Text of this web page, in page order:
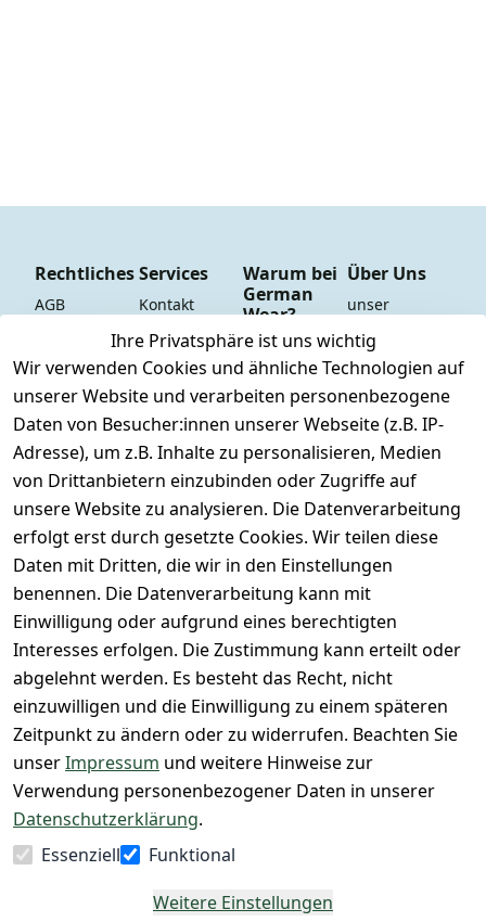
Ihre Privatsphäre ist uns wichtig
Wir verwenden Cookies und ähnliche Technologien auf
unserer Website und verarbeiten personenbezogene
Daten von Besucher:innen unserer Webseite (z.B. IP-
Adresse), um z.B. Inhalte zu personalisieren, Medien
von Drittanbietern einzubinden oder Zugriffe auf
unsere Website zu analysieren. Die Datenverarbeitung
erfolgt erst durch gesetzte Cookies. Wir teilen diese
Daten mit Dritten, die wir in den Einstellungen
benennen. Die Datenverarbeitung kann mit
Einwilligung oder aufgrund eines berechtigten
Interesses erfolgen. Die Zustimmung kann erteilt oder
abgelehnt werden. Es besteht das Recht, nicht
einzuwilligen und die Einwilligung zu einem späteren
Zeitpunkt zu ändern oder zu widerrufen. Beachten Sie
unserImpressum und weitere Hinweise zur
Verwendung personenbezogener Daten in unserer
Datenschutzerklärung.
Essenziell
Funktional
Weitere Einstellungen
Rechtliches
AGB
Impressum
Datenschutze
rklärung
Barrierefreihe
itserklärung
Widerrufsrec
ht
Vertrag
widerrufen
Services
Kontakt
Registrieren
Versand &
Versandkoste
n
Retoure &
Rücksendung
Rücksendeeti
kett drucken
(Inland)
FAQs - Häufig
gestellte
Fragen
Konfektionsgr
ößen
Lagerverkauf
- unser Laden
in Hannover
Warum bei
German
Wear?
Dauer
Tiefpreisgara
ntie*
Express-24h-
Versand
24/7 aktueller
Warenbestan
d
+ 95% aus
eigener
Herstellung
+ 60 Jahre
Geschäftserfa
hrung
Über Uns
unser
YouTube-
Kanal
unsere
Facebook-
Seite
unsere
Damen &
Herren
unsere
Gutscheine &
SALE
Whatsapp Nr.:
+49511676950
14
Lagerverkauf:
Ikarusallee